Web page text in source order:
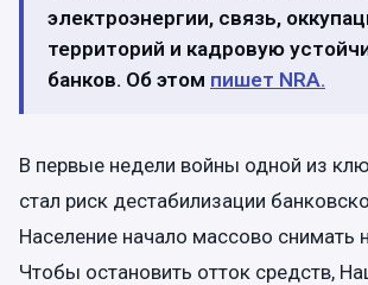
электроэнергии, связь,
территорий и кадровую
банков. Об этом пишет NRA.
В первые недели войны одной из
стал риск дестабилизации
Население начало массово снимать
Чтобы остановить отток средств,